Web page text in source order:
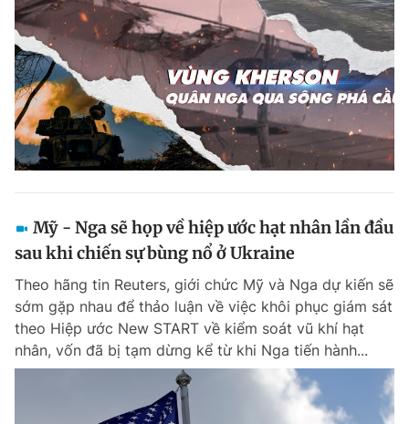
Mỹ - Nga sẽ họp về hiệp ước hạt nhân lần đầu
sau khi chiến sự bùng nổ ở Ukraine
Theo hãng tin Reuters, giới chức Mỹ và Nga dự kiến sẽ
sớm gặp nhau để thảo luận về việc khôi phục giám sát
theo Hiệp ước New START về kiểm soát vũ khí hạt
nhân, vốn đã bị tạm dừng kể từ khi Nga tiến hành...